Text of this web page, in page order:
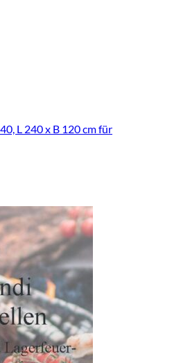
L 240 x B 120 cm für